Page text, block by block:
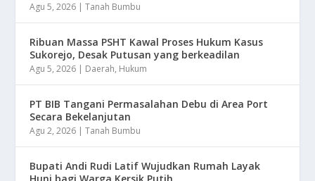
Agu 5, 2026 |Tanah Bumbu
Ribuan Massa PSHT Kawal Proses Hukum Kasus
Sukorejo, Desak Putusan yang berkeadilan
Agu 5, 2026 | Daerah, Hukum
PT BIB Tangani Permasalahan Debu di Area Port
Secara Bekelanjutan
Agu 2, 2026 |Tanah Bumbu
Bupati Andi Rudi Latif Wujudkan Rumah Layak